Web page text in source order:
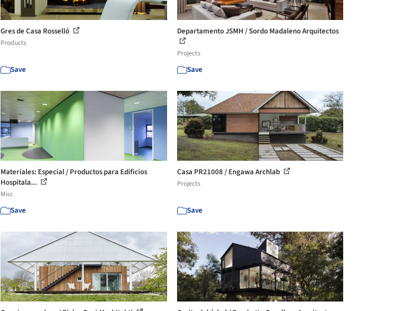
Gres de Casa Rosselló
Products
Save
Departamento JSMH / Sordo Madaleno Arquitectos
Projects
Save
Materiales: Especial / Productos para Edificios
Hospitala...
Misc
Save
Casa PR21008 / Engawa Archlab
Projects
Save